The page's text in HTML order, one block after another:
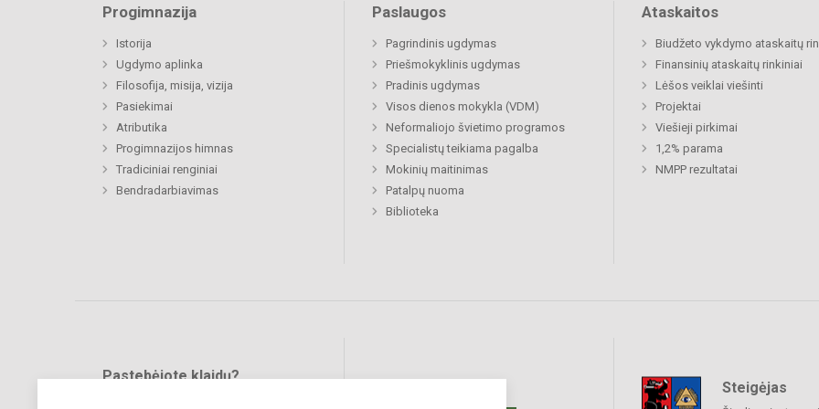
Progimnazija
Istorija
Ugdymo aplinka
Filosofija, misija, vizija
Pasiekimai
Atributika
Progimnazijos himnas
Tradiciniai renginiai
Bendradarbiavimas
Paslaugos
Pagrindinis ugdymas
Priešmokyklinis ugdymas
Pradinis ugdymas
Visos dienos mokykla (VDM)
Neformaliojo švietimo programos
Specialistų teikiama pagalba
Mokinių maitinimas
Patalpų nuoma
Biblioteka
Ataskaitos
Biudžeto vykdymo ataskaitų
Finansinių ataskaitų rinkiniai
Lėšos veiklai viešinti
Projektai
Viešieji pirkimai
1,2% parama
NMPP rezultatai
Pastebėjote klaidų?
Steigėjas